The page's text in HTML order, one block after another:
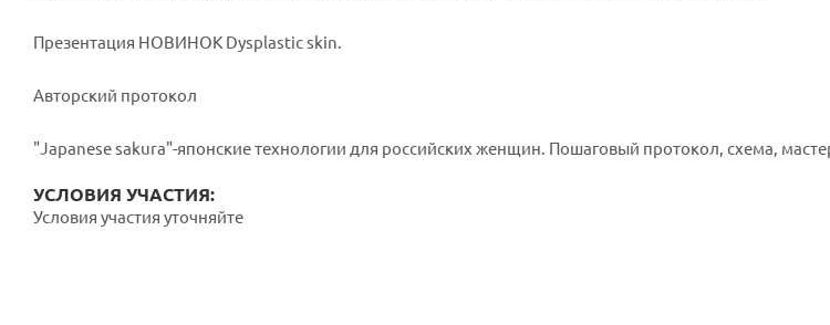
Презентация НОВИНОК Dysplastic skin.
Авторский протокол
"Japanese sakura"-японские технологии для российских женщин. Пошаговый протокол, схема,
УСЛОВИЯ УЧАСТИЯ:
Условия участия уточняйте